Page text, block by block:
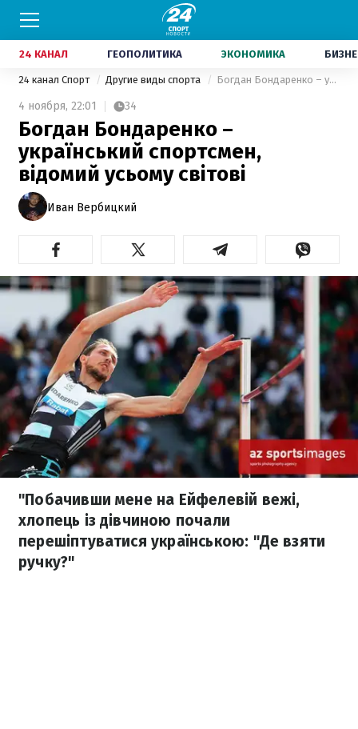
24 КАНАЛ ГЕОПОЛИТИКА ЭКОНОМИКА
24 канал Спорт Другие виды спорта Богдан Бондаренко – український спортсмен, відомий усьому світові
4 ноября, 22:01 34
Богдан Бондаренко –
український спортсмен,
відомий усьому світові
Иван Вербицкий
"Побачивши мене на Ейфелевій вежі,
хлопець із дівчиною почали
перешіптуватися українською: "Де взяти
ручку?"